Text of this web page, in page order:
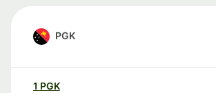
PGK
1 PGK